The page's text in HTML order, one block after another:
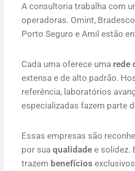
A consultoria trabalha com
operadoras. Omint,
Porto Seguro e Amil estão
Cada uma oferece uma rede
extensa e de alto padrão.
referência, laboratórios
especializadas fazem parte
Essas empresas são
por sua qualidade e solidez.
trazem benefícios